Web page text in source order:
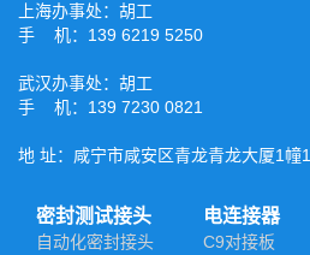
上海办事处：胡工
手 机：139 6219 5250
武汉办事处：胡工
手 机：139 7230 0821
地 址：咸宁市咸安区青龙青龙大厦1幢
密封测试接头
自动化密封接头
电连接器
C9对接板